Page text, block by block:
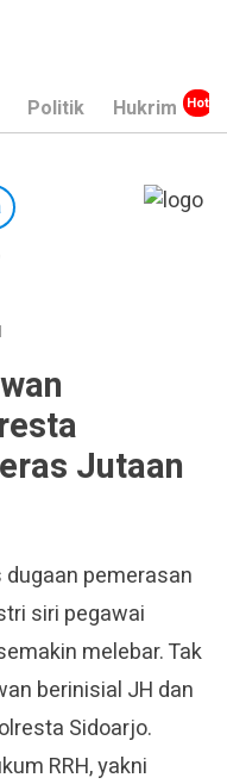
Politik Hukrim
Jutaan
pemerasan
siri pegawai
melebar. Tak
berinisial JH dan
Sidoarjo.
RRH, yakni